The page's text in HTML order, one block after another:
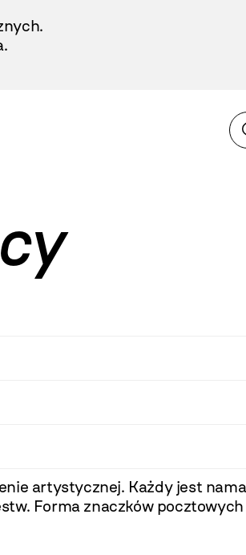
artystycznej. Każdy jest
Forma znaczków